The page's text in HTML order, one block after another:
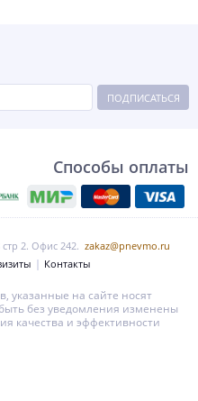
ПОДПИСАТЬСЯ
Способы оплаты
2. Офис 242. zakaz@pnevmo.ru
Контакты
указанные на сайте носят
без уведомления изменены
качества и эффективности